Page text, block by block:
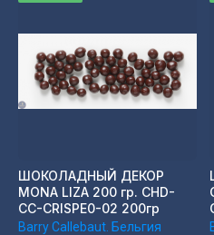
ШОКОЛАДНЫЙ ДЕКОР
MONA LIZA 200 гр. CHD-
CC-CRISPE0-02 200гр
Barry Callebaut. Бельгия